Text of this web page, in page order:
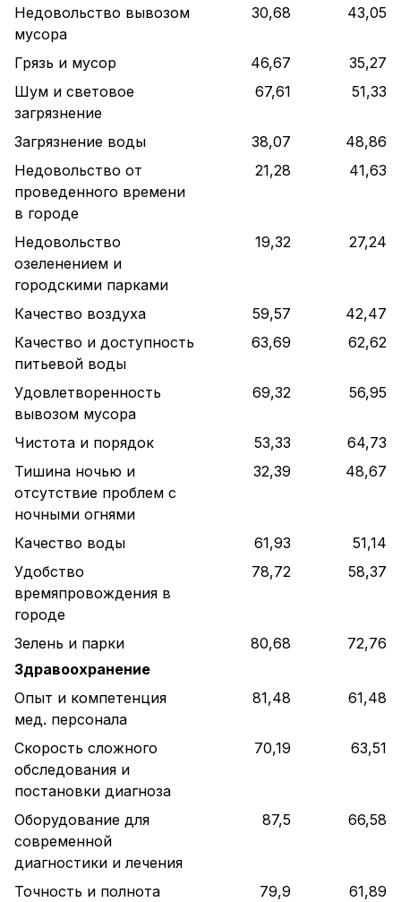
Недовольство вывозом
мусора
30,68 43,05
Грязь и мусор 46,67
35,27
Шум и световое
загрязнение
67,61 51,33
Загрязнение воды 38,07
48,86
Недовольство от
проведенного времени
в городе
21,28 41,63
Недовольство
озеленением и
городскими парками
19,32 27,24
Качество воздуха 59,57
42,47
Качество и доступность
питьевой воды
63,69 62,62
Удовлетворенность
вывозом мусора
69,32 56,95
Чистота и порядок 53,33
64,73
Тишина ночью и
отсутствие проблем с
ночными огнями
32,39 48,67
Качество воды 61,93
51,14
Удобство
времяпровождения в
городе
78,72 58,37
Зелень и парки 80,68
72,76
Здравоохранение
Опыт и компетенция
мед. персонала
81,48 61,48
Скорость сложного
обследования и
постановки диагноза
70,19 63,51
Оборудование для
современной
диагностики и лечения
87,5 66,58
Точность и полнота
79,9 61,89